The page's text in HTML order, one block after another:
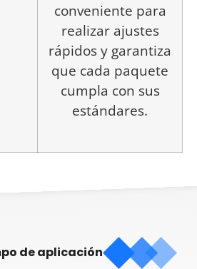
conveniente para
realizar ajustes
rápidos y garantiza
que cada paquete
cumpla con sus
estándares.
de aplicación